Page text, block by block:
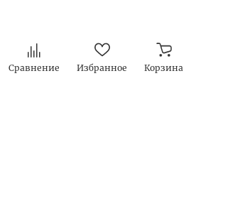
Сравнение Избранное Корзина